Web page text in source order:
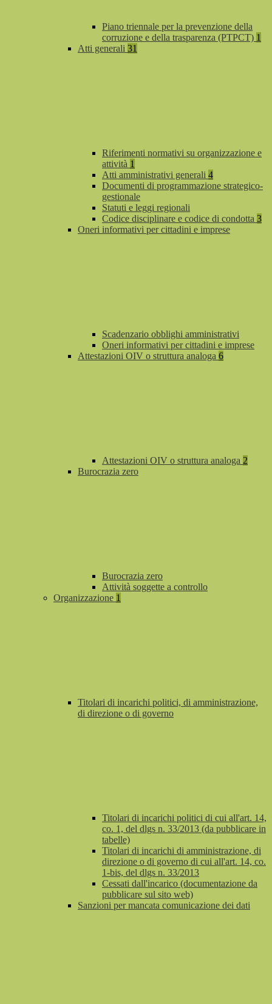
Piano triennale per la prevenzione della
corruzione e della trasparenza (PTPCT) 1
Atti generali 31
Riferimenti normativi su organizzazione e
attività 1
Atti amministrativi generali 4
Documenti di programmazione strategico-
gestionale
Statuti e leggi regionali
Codice disciplinare e codice di condotta 3
Oneri informativi per cittadini e imprese
Scadenzario obblighi amministrativi
Oneri informativi per cittadini e imprese
Attestazioni OIV o struttura analoga 6
Attestazioni OIV o struttura analoga 2
Burocrazia zero
Burocrazia zero
Attività soggette a controllo
Organizzazione 1
Titolari di incarichi politici, di amministrazione,
di direzione o di governo
Titolari di incarichi politici di cui all'art. 14,
co. 1, del dlgs n. 33/2013 (da pubblicare in
tabelle)
Titolari di incarichi di amministrazione, di
direzione o di governo di cui all'art. 14, co.
1-bis, del dlgs n. 33/2013
Cessati dall'incarico (documentazione da
pubblicare sul sito web)
Sanzioni per mancata comunicazione dei dati